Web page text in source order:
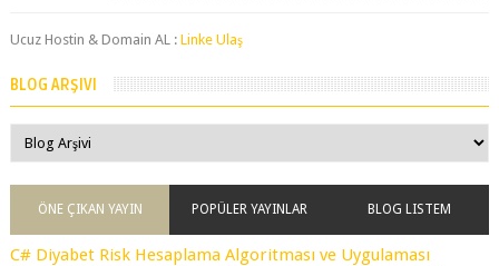
Ucuz Hostin & Domain AL : Linke Ulaş
BLOG ARŞIVI
ÖNE ÇIKAN YAYIN POPÜLER YAYINLAR BLOG LISTEM
C# Diyabet Risk Hesaplama Algoritması ve Uygulaması